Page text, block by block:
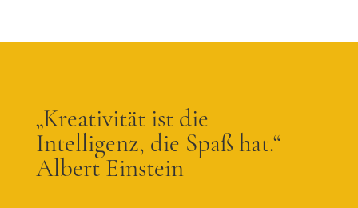
„Kreativität ist die
Intelligenz, die Spaß hat.“
Albert Einstein